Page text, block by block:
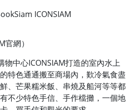
官網）
物中心ICONSIAM打造的室內水上
特色通通搬至商場內，歎冷氣食盡
、芒果糯米飯、串燒及船河等等都
不少特色手信、手作檔攤，一個地